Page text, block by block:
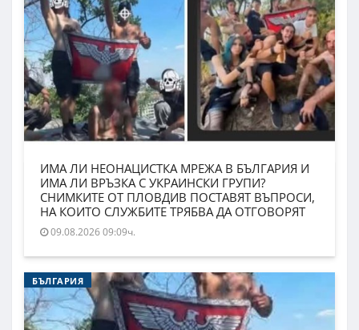
ИМА ЛИ НЕОНАЦИСТКА МРЕЖА В БЪЛГАРИЯ И
ИМА ЛИ ВРЪЗКА С УКРАИНСКИ ГРУПИ?
СНИМКИТЕ ОТ ПЛОВДИВ ПОСТАВЯТ ВЪПРОСИ,
НА КОИТО СЛУЖБИТЕ ТРЯБВА ДА ОТГОВОРЯТ
09.08.2026 09:09ч.
БЪЛГАРИЯ